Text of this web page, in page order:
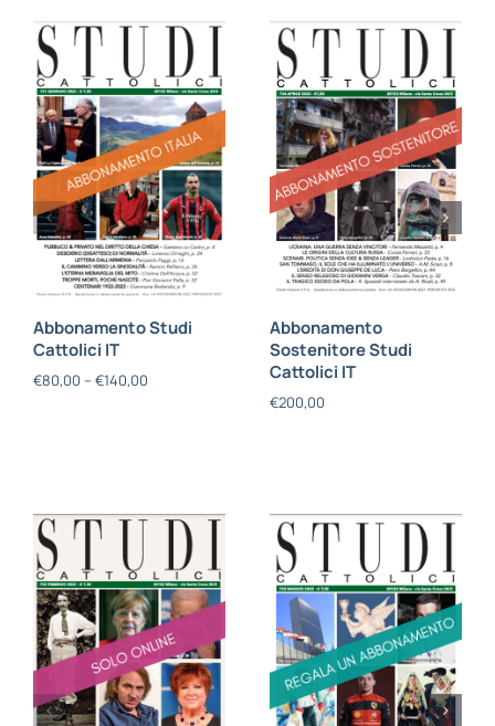
Abbonamento Studi
Cattolici IT
€80,00 – €140,00
Abbonamento
Sostenitore Studi
Cattolici IT
€200,00